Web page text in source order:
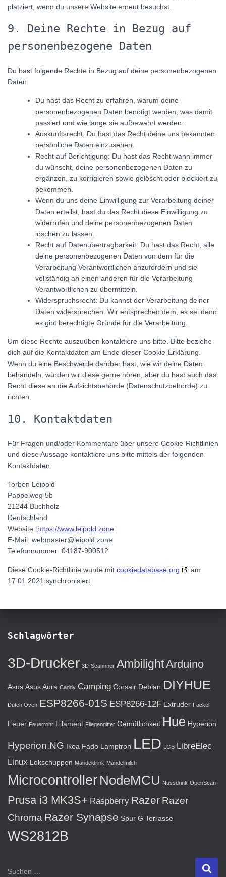
platziert, wenn du unsere Website erneut besuchst.
9. Deine Rechte in Bezug auf
personenbezogene Daten
Du hast folgende Rechte in Bezug auf deine personenbezogenen
Daten:
Du hast das Recht zu erfahren, warum deine
personenbezogenen Daten benötigt werden, was damit
passiert und wie lange sie aufbewahrt werden.
Auskunftsrecht: Du hast das Recht deine uns bekannten
persönliche Daten einzusehen.
Recht auf Berichtigung: Du hast das Recht wann immer
du wünscht, deine personenbezogenen Daten zu
ergänzen, zu korrigieren sowie gelöscht oder blockiert zu
bekommen.
Wenn du uns deine Einwilligung zur Verarbeitung deiner
Daten erteilst, hast du das Recht diese Einwilligung zu
widerrufen und deine personenbezogenen Daten
löschen zu lassen.
Recht auf Datenübertragbarkeit: Du hast das Recht, alle
deine personenbezogenen Daten von dem für die
Verarbeitung Verantwortlichen anzufordern und sie
vollständig an einen anderen für die Verarbeitung
Verantwortlichen zu übermitteln.
Widerspruchsrecht: Du kannst der Verarbeitung deiner
Daten widersprechen. Wir entsprechen dem, es sei denn
es gibt berechtigte Gründe für die Verarbeitung.
Um diese Rechte auszuüben kontaktiere uns bitte. Bitte beziehe
dich auf die Kontaktdaten am Ende dieser Cookie-Erklärung.
Wenn du eine Beschwerde darüber hast, wie wir deine Daten
behandeln, würden wir diese gerne hören, aber du hast auch das
Recht diese an die Aufsichtsbehörde (Datenschutzbehörde) zu
richten.
10. Kontaktdaten
Für Fragen und/oder Kommentare über unsere Cookie-Richtlinien
und diese Aussage kontaktiere uns bitte mittels der folgenden
Kontaktdaten:
Torben Leipold
Pappelweg 5b
21244 Buchholz
Deutschland
Website: https://www.leipold.zone
E-Mail: webmaster@leipold.zone
Telefonnummer: 04187-900512
Diese Cookie-Richtlinie wurde mit cookiedatabase.org
am
17.01.2021 synchronisiert.
Schlagwörter
3D-Drucker 3D-Scannner AmbilightArduino
Asus Asus Aura Caddy Camping Corsair Debian DIYHUE
Dutch Oven ESP8266-01S ESP8266-12F Extruder Fackel
Feuer Feuerrohr Filament Fliegengitter Gemütlichkeit Hue Hyperion
Hyperion.NG Ikea Fado Lamptron LED LGB LibreElec
Linux Lokschuppen Mandeldrink Mandelmilch
Microcontroller NodeMCU Nussdrink OpenScan
Prusa i3 MK3S+ Raspberry Razer Razer
Chroma Razer Synapse Spur G Terrasse
WS2812B
S
Suchen …